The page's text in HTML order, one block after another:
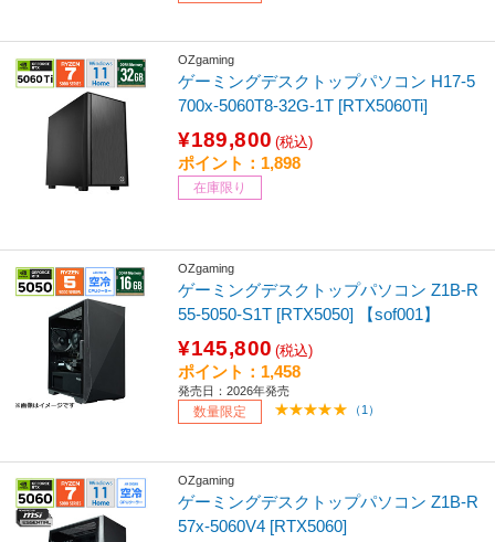
OZgaming
ゲーミングデスクトップパソコン H17-5
700x-5060T8-32G-1T [RTX5060Ti]
¥189,800 (税込)
ポイント：1,898
在庫限り
OZgaming
ゲーミングデスクトップパソコン Z1B-R
55-5050-S1T [RTX5050] 【sof001】
¥145,800 (税込)
ポイント：1,458
発売日：2026年発売
数量限定 （1）
OZgaming
ゲーミングデスクトップパソコン Z1B-R
57x-5060V4 [RTX5060]